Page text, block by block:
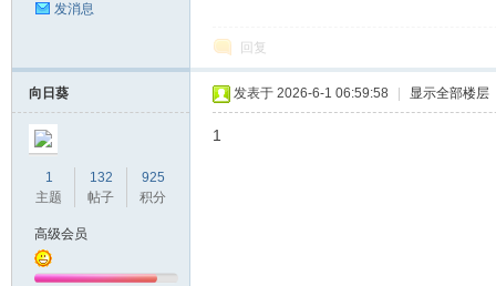
发消息
回复
向日葵
1
主题
132
帖子
925
积分
高级会员
发表于 2026-6-1 06:59:58 显示全部楼层
1